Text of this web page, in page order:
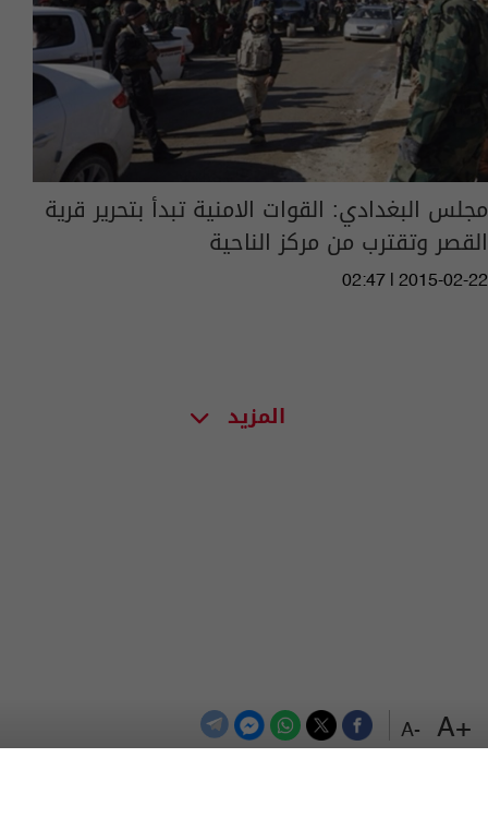
+A
-A
مجلس البغدادي: القوات الامنية تبدأ بتحرير قرية
القصر وتقترب من مركز الناحية
02:47 | 2015-02-22
المزيد